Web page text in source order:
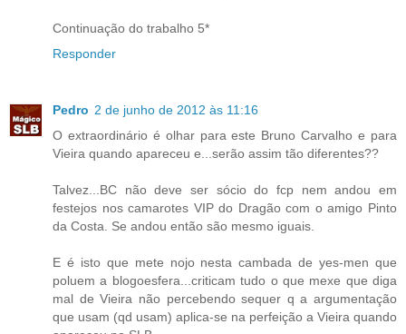
Continuação do trabalho 5*
Responder
Pedro 2 de junho de 2012 às 11:16
O extraordinário é olhar para este Bruno Carvalho e para
Vieira quando apareceu e...serão assim tão diferentes??
Talvez...BC não deve ser sócio do fcp nem andou em
festejos nos camarotes VIP do Dragão com o amigo Pinto
da Costa. Se andou então são mesmo iguais.
E é isto que mete nojo nesta cambada de yes-men que
poluem a blogoesfera...criticam tudo o que mexe que diga
mal de Vieira não percebendo sequer q a argumentação
que usam (qd usam) aplica-se na perfeição a Vieira quando